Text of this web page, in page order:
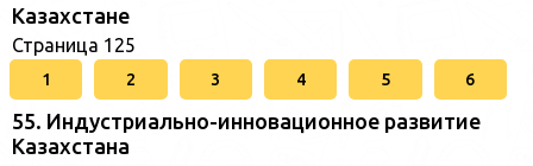
Казахстане
Страница 125
1 2 3 4 5 6
55. Индустриально-инновационное развитие
Казахстана